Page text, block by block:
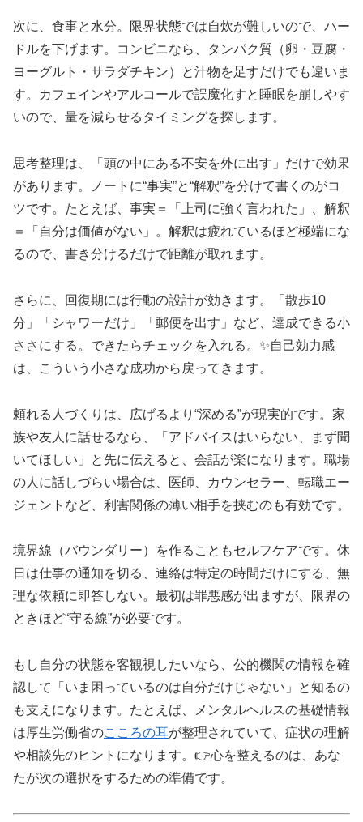
次に、食事と水分。限界状態では自炊が難しいので、ハー
ドルを下げます。コンビニなら、タンパク質（卵・豆腐・
ヨーグルト・サラダチキン）と汁物を足すだけでも違いま
す。カフェインやアルコールで誤魔化すと睡眠を崩しやす
いので、量を減らせるタイミングを探します。
思考整理は、「頭の中にある不安を外に出す」だけで効果
があります。ノートに“事実”と“解釈”を分けて書くのがコ
ツです。たとえば、事実＝「上司に強く言われた」、解釈
＝「自分は価値がない」。解釈は疲れているほど極端にな
るので、書き分けるだけで距離が取れます。
さらに、回復期には行動の設計が効きます。「散歩10
分」「シャワーだけ」「郵便を出す」など、達成できる小
ささにする。できたらチェックを入れる。✨自己効力感
は、こういう小さな成功から戻ってきます。
頼れる人づくりは、広げるより“深める”が現実的です。家
族や友人に話せるなら、「アドバイスはいらない、まず聞
いてほしい」と先に伝えると、会話が楽になります。職場
の人に話しづらい場合は、医師、カウンセラー、転職エー
ジェントなど、利害関係の薄い相手を挟むのも有効です。
境界線（バウンダリー）を作ることもセルフケアです。休
日は仕事の通知を切る、連絡は特定の時間だけにする、無
理な依頼に即答しない。最初は罪悪感が出ますが、限界の
ときほど“守る線”が必要です。
もし自分の状態を客観視したいなら、公的機関の情報を確
認して「いま困っているのは自分だけじゃない」と知るの
も支えになります。たとえば、メンタルヘルスの基礎情報
は厚生労働省のこころの耳が整理されていて、症状の理解
や相談先のヒントになります。👉心を整えるのは、あな
たが次の選択をするための準備です。